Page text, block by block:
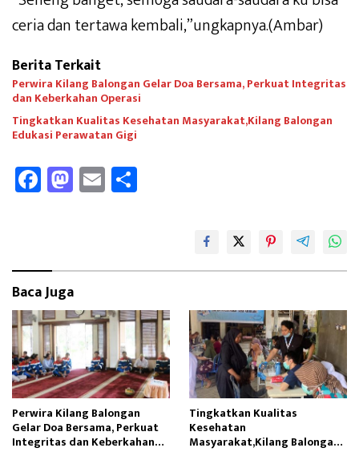
ceria dan tertawa kembali,”ungkapnya.(Ambar)
Berita Terkait
Perwira Kilang Balongan Gelar Doa Bersama, Perkuat Integritas
dan Keberkahan Operasi
Tingkatkan Kualitas Kesehatan Masyarakat,Kilang Balongan
Edukasi Perawatan Gigi
Fa
ce
k
M
as
o
n
E
m
Baca Juga
Perwira Kilang Balongan
Gelar Doa Bersama, Perkuat
Integritas dan Keberkahan
Tingkatkan Kualitas
Kesehatan
Masyarakat,Kilang Balongan